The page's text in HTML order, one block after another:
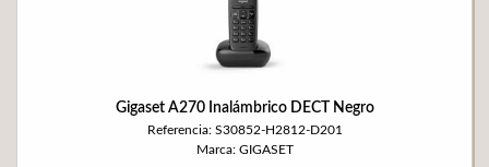
Gigaset A270 Inalámbrico DECT Negro
Referencia: S30852-H2812-D201
Marca: GIGASET